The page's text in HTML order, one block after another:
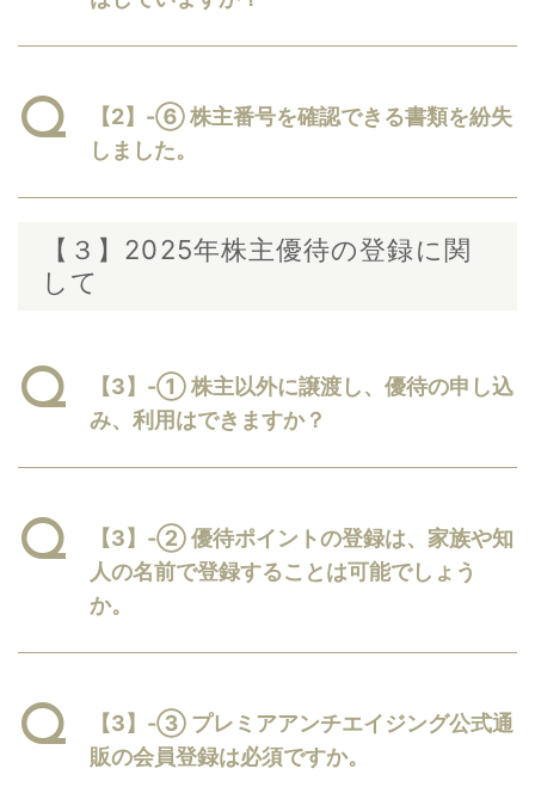
【2】-⑥ 株主番号を確認できる書類を紛失
しました。​
【３】2025年株主優待の登録に関
して
【3】-① 株主以外に譲渡し、優待の申し込
み、利用はできますか？
【3】-② 優待ポイントの登録は、家族や知
人の名前で登録することは可能でしょう
か。
【3】-③ プレミアアンチエイジング公式通
販の会員登録は必須ですか。